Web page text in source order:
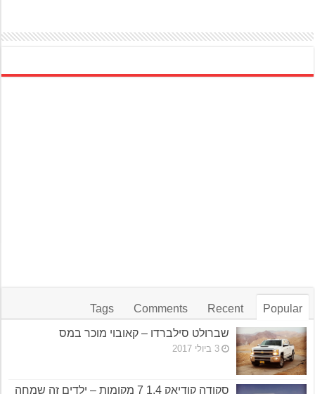
Popular
Recent
Comments
Tags
שברולט סילברדו – קאובוי מוכר במס
3 ביולי 2017
סקודה קודיאק 1.4 7 מקומות – ילדים זה שמחה